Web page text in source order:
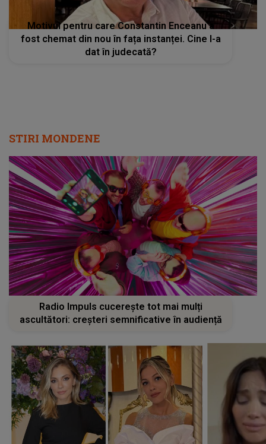
Motivul pentru care Constantin Enceanu a
fost chemat din nou în fața instanței. Cine l-a
dat în judecată?
STIRI MONDENE
Radio Impuls cucerește tot mai mulți
ascultători: creșteri semnificative în audiență